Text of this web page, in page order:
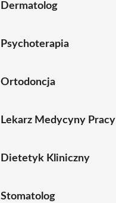
Dermatolog
Psychoterapia
Ortodoncja
Lekarz Medycyny Pracy
Dietetyk Kliniczny
Stomatolog